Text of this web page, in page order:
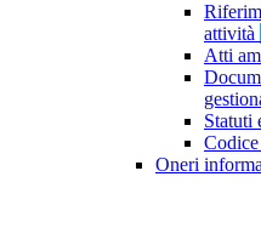
attività
Atti
Statuti
Oneri